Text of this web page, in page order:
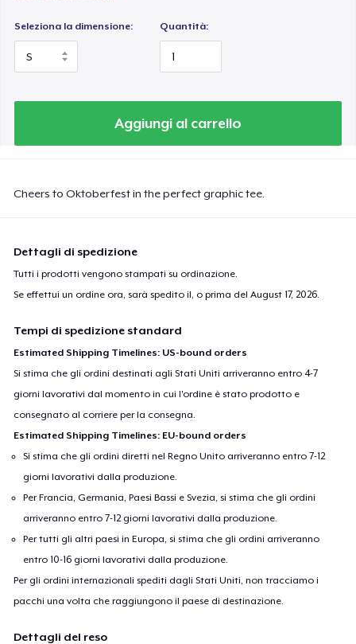
Seleziona la dimensione: Quantità:
Aggiungi al carrello
Cheers to Oktoberfest in the perfect graphic tee.
Dettagli di spedizione
Tutti i prodotti vengono stampati su ordinazione.
Se effettui un ordine ora, sarà spedito il, o prima delAugust 17, 2026.
Tempi di spedizione standard
Estimated Shipping Timelines: US-bound orders
Si stima che gli ordini destinati agli Stati Uniti arriveranno entro 4-7
giorni lavorativi dal momento in cui l'ordine è stato prodotto e
consegnato al corriere per la consegna.
Estimated Shipping Timelines: EU-bound orders
Si stima che gli ordini diretti nel Regno Unito arriveranno entro 7-12
giorni lavorativi dalla produzione.
Per Francia, Germania, Paesi Bassi e Svezia, si stima che gli ordini
arriveranno entro 7-12 giorni lavorativi dalla produzione.
Per tutti gli altri paesi in Europa, si stima che gli ordini arriveranno
entro 10-16 giorni lavorativi dalla produzione.
Per gli ordini internazionali spediti dagli Stati Uniti, non tracciamo i
pacchi una volta che raggiungono il paese di destinazione.
Dettagli del reso